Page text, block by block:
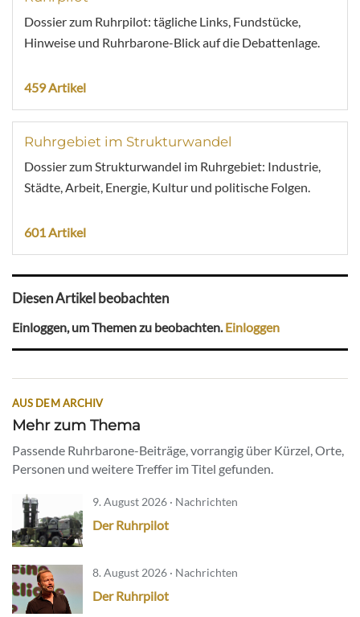
Dossier zum Ruhrpilot: tägliche Links, Fundstücke,
Hinweise und Ruhrbarone-Blick auf die Debattenlage.
459 Artikel
Ruhrgebiet im Strukturwandel
Dossier zum Strukturwandel im Ruhrgebiet: Industrie,
Städte, Arbeit, Energie, Kultur und politische Folgen.
601 Artikel
Diesen Artikel beobachten
Einloggen, um Themen zu beobachten. Einloggen
AUS DEM ARCHIV
Mehr zum Thema
Passende Ruhrbarone-Beiträge, vorrangig über Kürzel, Orte,
Personen und weitere Treffer im Titel gefunden.
9. August 2026 · Nachrichten
Der Ruhrpilot
8. August 2026 · Nachrichten
Der Ruhrpilot